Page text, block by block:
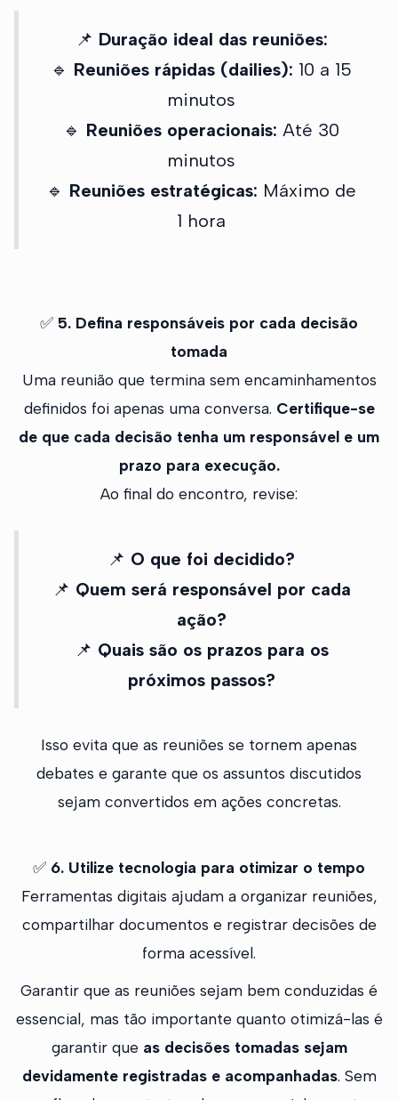
📌 Duração ideal das reuniões:
🔹 Reuniões rápidas (dailies): 10 a 15
minutos
🔹 Reuniões operacionais: Até 30
minutos
🔹 Reuniões estratégicas: Máximo de
1 hora
✅ 5. Defina responsáveis por cada decisão
tomada
Uma reunião que termina sem encaminhamentos
definidos foi apenas uma conversa. Certifique-se
de que cada decisão tenha um responsável e um
prazo para execução.
Ao final do encontro, revise:
📌 O que foi decidido?
📌 Quem será responsável por cada
ação?
📌 Quais são os prazos para os
próximos passos?
Isso evita que as reuniões se tornem apenas
debates e garante que os assuntos discutidos
sejam convertidos em ações concretas.
✅ 6. Utilize tecnologia para otimizar o tempo
Ferramentas digitais ajudam a organizar reuniões,
compartilhar documentos e registrar decisões de
forma acessível.
Garantir que as reuniões sejam bem conduzidas é
essencial, mas tão importante quanto otimizá-las é
garantir que as decisões tomadas sejam
devidamente registradas e acompanhadas. Sem